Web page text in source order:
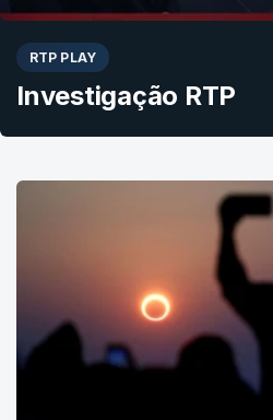
RTP PLAY
Investigação RTP